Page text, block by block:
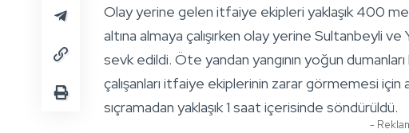
Olay yerine gelen itfaiye ekipleri yaklaşık 400
altına almaya çalışırken olay yerine Sultanbeyli
sevk edildi. Öte yandan yangının yoğun
çalışanları itfaiye ekiplerinin zarar görmemesi için
sıçramadan yaklaşık 1 saat içerisinde söndürüldü.
-